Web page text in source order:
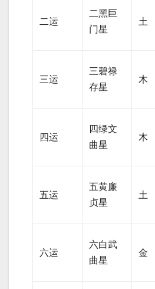
二运
二黑巨
门星
土
三运
三碧禄
存星
木
四运
四绿文
曲星
木
五运
五黄廉
贞星
土
六运
六白武
曲星
金